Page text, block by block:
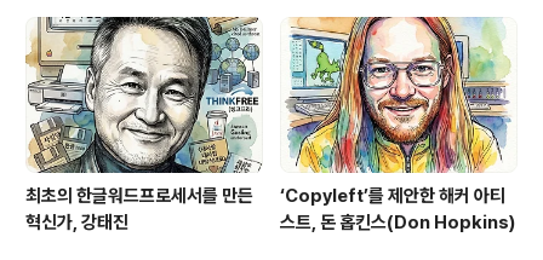
최초의 한글워드프로세서를 만든
혁신가, 강태진
‘Copyleft’를 제안한 해커 아티
스트, 돈 홉킨스(Don Hopkins)